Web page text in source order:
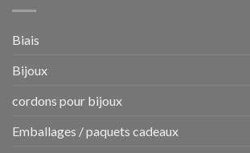
Biais
Bijoux
cordons pour bijoux
Emballages / paquets cadeaux